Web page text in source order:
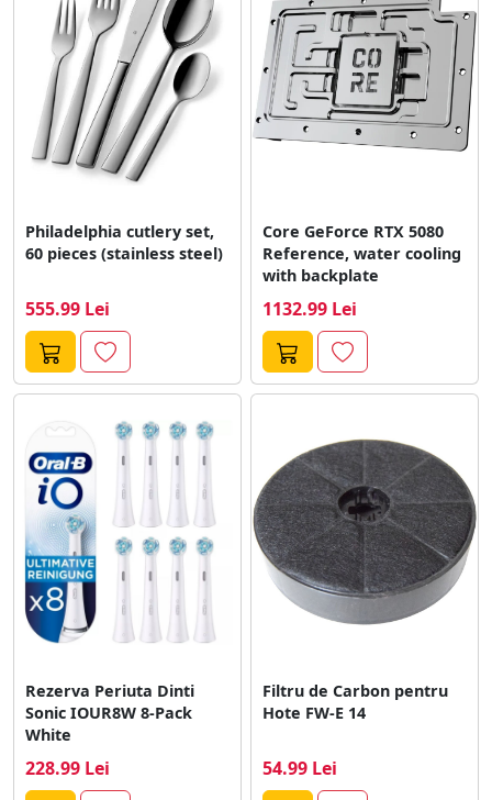
defectiunile. Pentru a profita la maximum de aparate,
intretinerea si inlocuirea periodica a accesoriilor este
esentiala.
Philadelphia cutlery set,
60 pieces (stainless steel)
555.99 Lei
Core GeForce RTX 5080
Reference, water cooling
with backplate
1132.99 Lei
Rezerva Periuta Dinti
Sonic IOUR8W 8-Pack
White
228.99 Lei
Filtru de Carbon pentru
Hote FW-E 14
54.99 Lei